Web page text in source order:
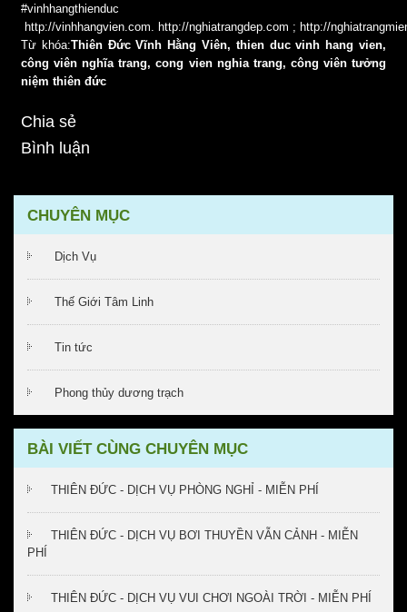
#vinhhangthienduc
http://vinhhangvien.com. http://nghiatrangdep.com ; http://
Từ khóa:Thiên Đức Vĩnh Hằng Viên, thien duc vinh hang vien,
công viên nghĩa trang, cong vien nghia trang, công viên tưởng
niệm thiên đức
Chia sẻ
Bình luận
CHUYÊN MỤC
Dịch Vụ
Thế Giới Tâm Linh
Tin tức
Phong thủy dương trạch
BÀI VIẾT CÙNG CHUYÊN MỤC
THIÊN ĐỨC - DỊCH VỤ PHÒNG NGHỈ - MIỄN PHÍ
THIÊN ĐỨC - DỊCH VỤ BƠI THUYỀN VẪN CẢNH - MIỄN
PHÍ
THIÊN ĐỨC - DỊCH VỤ VUI CHƠI NGOÀI TRỜI - MIỄN PHÍ